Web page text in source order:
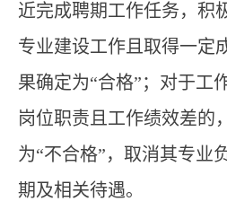
近完成聘期工作任务， 积
专业建设工作且取得一定
果确定为“合格”；对于工
岗位职责且工作绩效差的
为“不合格”， 取消其专业
期及相关待遇。